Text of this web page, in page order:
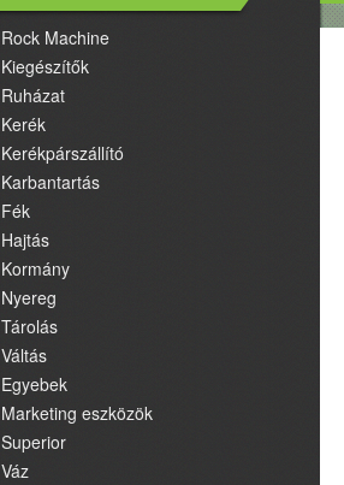
Rock Machine
Kiegészítők
Ruházat
Kerék
Kerékpárszállító
Karbantartás
Fék
Hajtás
Kormány
Nyereg
Tárolás
Váltás
Egyebek
Marketing eszközök
Superior
Váz